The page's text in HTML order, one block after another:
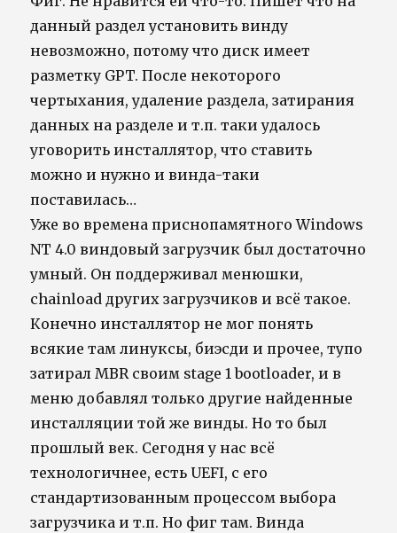
данный раздел установить винду
невозможно, потому что диск имеет
разметку GPT. После некоторого
чертыхания, удаление раздела, затирания
данных на разделе и т.п. таки удалось
уговорить инсталлятор, что ставить
можно и нужно и винда-таки
поставилась…
Уже во времена приснопамятного Windows
NT 4.0 виндовый загрузчик был достаточно
умный. Он поддерживал менюшки,
chainload других загрузчиков и всё такое.
Конечно инсталлятор не мог понять
всякие там линуксы, биэсди и прочее, тупо
затирал MBR своим stage 1 bootloader, и в
меню добавлял только другие найденные
инсталляции той же винды. Но то был
прошлый век. Сегодня у нас всё
технологичнее, есть UEFI, с его
стандартизованным процессом выбора
загрузчика и т.п. Но фиг там. Винда